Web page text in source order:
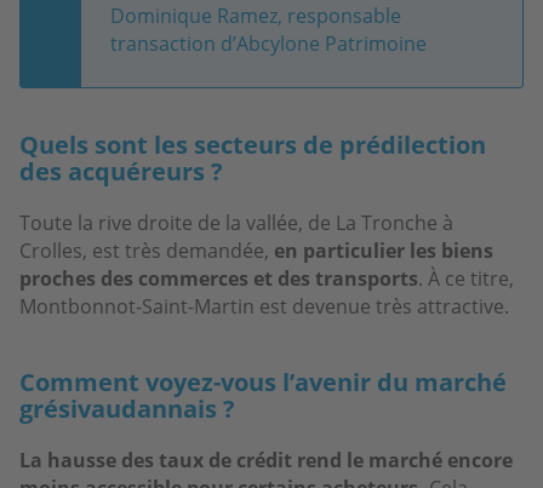
Dominique Ramez, responsable
transaction d’Abcylone Patrimoine
Quels sont les secteurs de prédilection
des acquéreurs ?
Toute la rive droite de la vallée, de La Tronche à
Crolles, est très demandée, en particulier les biens
proches des commerces et des transports. À ce titre,
Montbonnot-Saint-Martin est devenue très attractive.
Comment voyez-vous l’avenir du marché
grésivaudannais ?
La hausse des taux de crédit rend le marché encore